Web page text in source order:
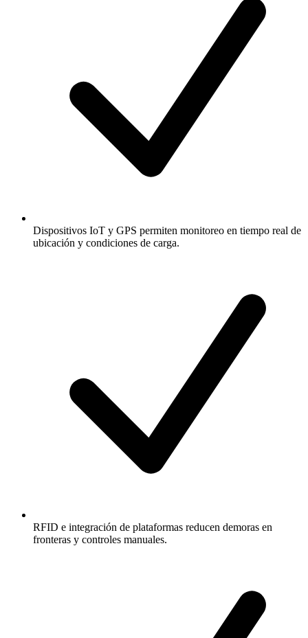
Dispositivos IoT y GPS permiten monitoreo en tiempo real de
ubicación y condiciones de carga.
RFID e integración de plataformas reducen demoras en
fronteras y controles manuales.